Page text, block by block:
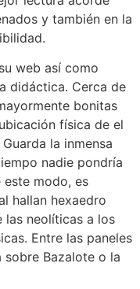
y también en la
web así­ como
didáctica. Cerca de
bonitas
física de el
la inmensa
nadie pondrí­a
este modo, es
hallan hexaedro
las neolíticas a los
Entre las paneles
sobre Bazalote o la